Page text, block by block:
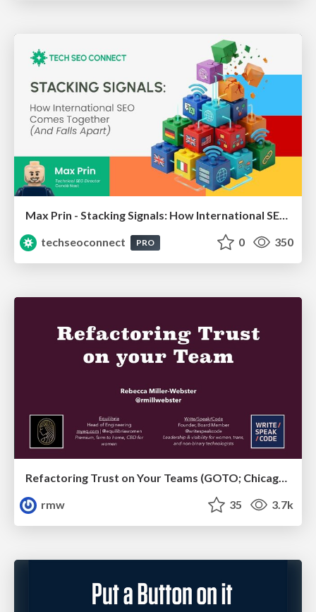
Max Prin - Stacking Signals: How International SEO Comes Together (And Falls Apart)
techseoconnect
PRO 0 350
Refactoring Trust on Your Teams (GOTO; Chicago 2020)
rmw
35 3.7k